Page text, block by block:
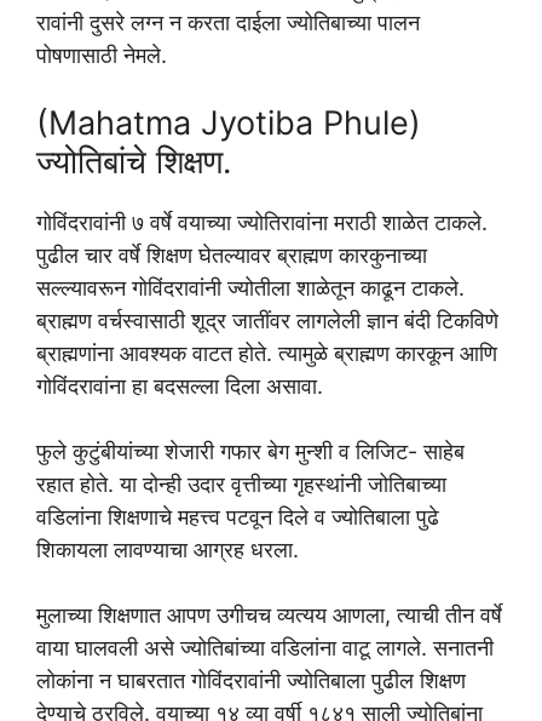
रावांनी दुसरे लग्न न करता दाईला ज्योतिबाच्या पालन
पोषणासाठी नेमले.
(Mahatma Jyotiba Phule)
ज्योतिबांचे शिक्षण.
गोविंदरावांनी ७ वर्षे वयाच्या ज्योतिरावांना मराठी शाळेत टाकले.
पुढील चार वर्षे शिक्षण घेतल्यावर ब्राह्मण कारकुनाच्या
सल्ल्यावरून गोविंदरावांनी ज्योतीला शाळेतून काढून टाकले.
ब्राह्मण वर्चस्वासाठी शूद्र जातींवर लागलेली ज्ञान बंदी टिकविणे
ब्राह्मणांना आवश्यक वाटत होते. त्यामुळे ब्राह्मण कारकून आणि
गोविंदरावांना हा बदसल्ला दिला असावा.
फुले कुटुंबीयांच्या शेजारी गफार बेग मुन्शी व लिजिट- साहेब
रहात होते. या दोन्ही उदार वृत्तीच्या गृहस्थांनी जोतिबाच्या
वडिलांना शिक्षणाचे महत्त्व पटवून दिले व ज्योतिबाला पुढे
शिकायला लावण्याचा आग्रह धरला.
मुलाच्या शिक्षणात आपण उगीचच व्यत्यय आणला, त्याची तीन वर्षे
वाया घालवली असे ज्योतिबांच्या वडिलांना वाटू लागले. सनातनी
लोकांना न घाबरतात गोविंदरावांनी ज्योतिबाला पुढील शिक्षण
देण्याचे ठरविले. वयाच्या १४ व्या वर्षी १८४१ साली ज्योतिबांना